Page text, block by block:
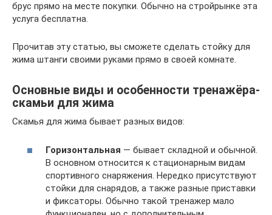
брус прямо на месте покупки. Обычно на стройрынке эта
услуга бесплатна.
Прочитав эту статью, вы сможете сделать стойку для
жима штанги своими руками прямо в своей комнате.
Основные виды и особенности тренажёра-
скамьи для жима
Скамья для жима бывает разных видов:
Горизонтальная — бывает складной и обычной.
В основном относится к стационарным видам
спортивного снаряжения. Нередко присутствуют
стойки для снарядов, а также разные приставки
и фиксаторы. Обычно такой тренажер мало